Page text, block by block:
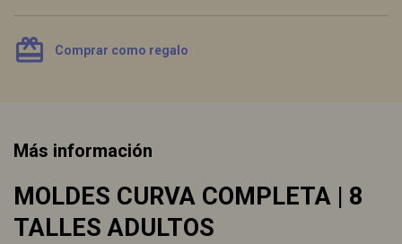
card_giftcard Comprar como regalo
Más información
MOLDES CURVA COMPLETA | 8
TALLES ADULTOS